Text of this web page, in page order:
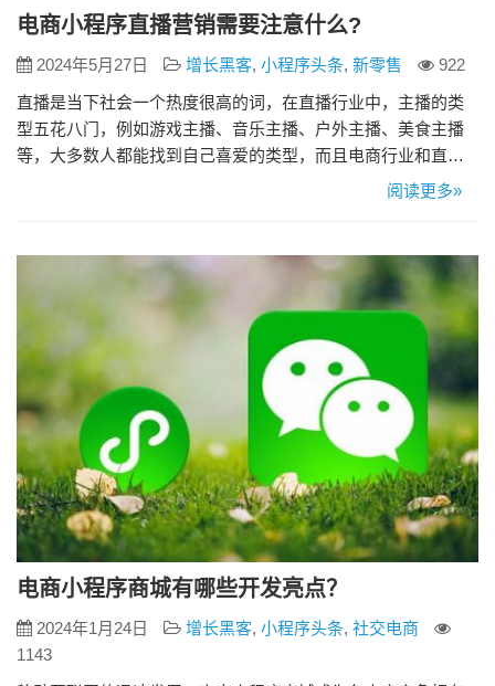
电商小程序直播营销需要注意什么?
2024年5月27日 增长黑客, 小程序头条, 新零售
922
直播是当下社会一个热度很高的词，在直播行业中，主播的类
型五花八门，例如游戏主播、音乐主播、户外主播、美食主播
等，大多数人都能找到自己喜爱的类型，而且电商行业和直播
行业融合，许多商家开始和主播合作，利用直播的优势来营销
序直播营销需要注意什么呢? 1、做好前期规划 商家做好一场直
播自己就能获得许…
阅读更多»
电商小程序商城有哪些开发亮点？
2024年1月24日 增长黑客, 小程序头条, 社交电商
1143